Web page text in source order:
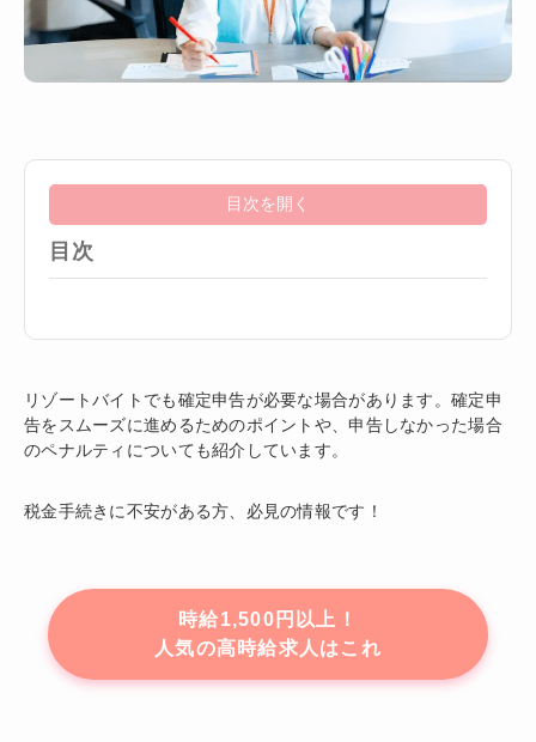
目次を開く
目次
リゾートバイトでも確定申告が必要な場合があります。確定申
告をスムーズに進めるためのポイントや、申告しなかった場合
のペナルティについても紹介しています。
税金手続きに不安がある方、必見の情報です！
時給1,500円以上！
人気の高時給求人はこれ